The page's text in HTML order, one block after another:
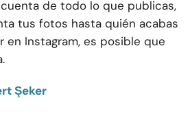
de todo lo que publicas,
tus fotos hasta quién acabas
en Instagram, es posible que
Şeker